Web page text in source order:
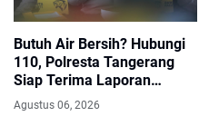
Butuh Air Bersih? Hubungi
110, Polresta Tangerang
Siap Terima Laporan
Kekeringan dan Kebakaran
Lahan
Agustus 06, 2026